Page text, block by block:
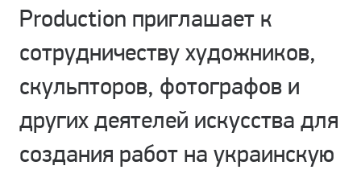
Production приглашает к
сотрудничеству художников,
скульпторов, фотографов и
других деятелей искусства для
создания работ на украинскую